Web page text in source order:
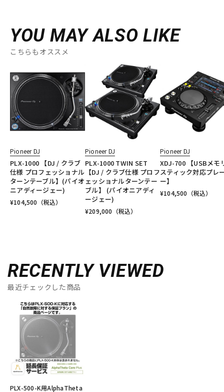
YOU MAY ALSO LIKE
こちらもオススメ
Pioneer DJ
PLX-1000 【DJ / クラブ
仕様 プロフェッショナル
ターンテーブル】(パイオ
ニアディージェー)
¥104,500 （税込）
Pioneer DJ
PLX-1000 TWIN SET
【DJ / クラブ仕様 プロフ
ェッショナルターンテー
ブル】 (パイオニアディ
ージェー)
¥209,000 （税込）
Pioneer DJ
XDJ-700 【USBメモ
スティック対応プレ
ー】
¥104,500 （税込）
RECENTLY VIEWED
最近チェックした商品
PLX-500-K用AlphaTheta